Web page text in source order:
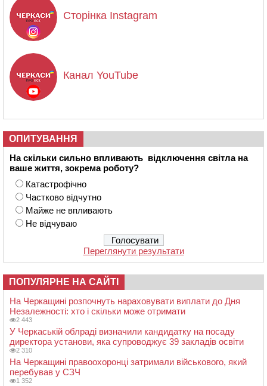
Сторінка Instagram
Канал YouTube
ОПИТУВАННЯ
На скільки сильно впливають відключення світла на
ваше життя, зокрема роботу?
Катастрофічно
Частково відчутно
Майже не впливають
Не відчуваю
Переглянути результати
ПОПУЛЯРНЕ НА САЙТІ
На Черкащині розпочнуть нараховувати виплати до Дня
Незалежності: хто і скільки може отримати
2 443
У Черкаській облраді визначили кандидатку на посаду
директора установи, яка супроводжує 39 закладів освіти
2 310
На Черкащині правоохоронці затримали військового, який
перебував у СЗЧ
1 352